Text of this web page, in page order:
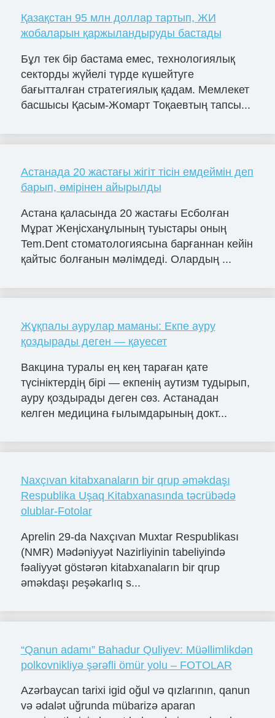
Қазақстан 95 млн доллар тартып, ЖИ
жобаларын қаржыландыруды бастады
Бұл тек бір бастама емес, технологиялық
секторды жүйелі түрде күшейтуге
бағытталған стратегиялық қадам. Мемлекет
басшысы Қасым-Жомарт Тоқаевтың тапсы...
Астанада 20 жастағы жігіт тісін емдеймін деп
барып, өмірінен айырылды
Астана қаласында 20 жастағы Есболған
Мұрат Жеңісханұлының туыстары оның
Tem.Dent стоматологиясына барғаннан кейін
қайтыс болғанын мәлімдеді. Олардың ...
Жұқпалы аурулар маманы: Екпе ауру
қоздырады деген — қауесет
Вакцина туралы ең кең тараған қате
түсініктердің бірі — екпенің аутизм тудырып,
ауру қоздырады деген сөз. Астанадан
келген медицина ғылымдарының докт...
Naxçıvan kitabxanaların bir qrup əməkdaşı
Respublika Uşaq Kitabxanasında təcrübədə
olublar-Fotolar
Aprelin 29-da Naxçıvan Muxtar Respublikası
(NMR) Mədəniyyət Nazirliyinin tabeliyində
fəaliyyət göstərən kitabxanaların bir qrup
əməkdaşı peşəkarlıq s...
“Qanun adamı” Bahadur Quliyev: Müəllimlikdən
polkovnikliyə şərəfli ömür yolu – FOTOLAR
Azərbaycan tarixi igid oğul və qızlarının, qanun
və ədalət uğrunda mübarizə aparan